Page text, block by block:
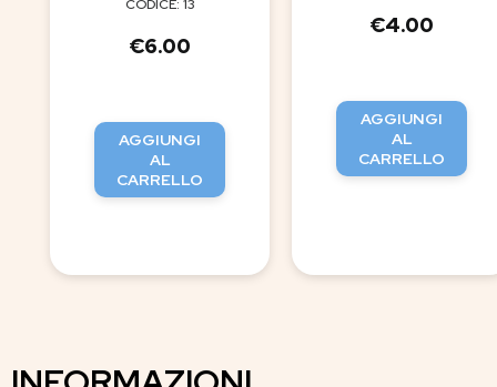
CODICE: 13
€6.00
AGGIUNGI
AL
CARRELLO
€4.00
AGGIUNGI
AL
CARRELLO